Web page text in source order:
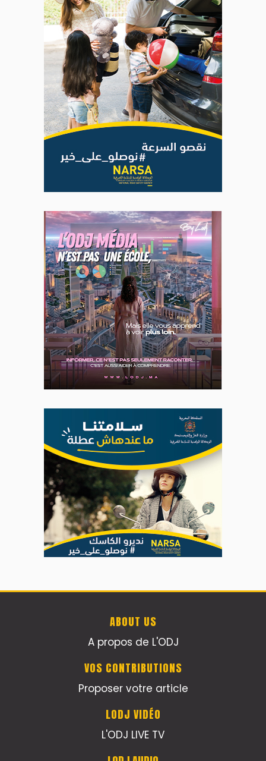
ABOUT US
A propos de L'ODJ
VOS CONTRIBUTIONS
Proposer votre article
LODJ VIDÉO
L'ODJ LIVE TV